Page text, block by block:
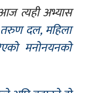
त्यही अभ्यास
दल, महिला
मनोनयनको